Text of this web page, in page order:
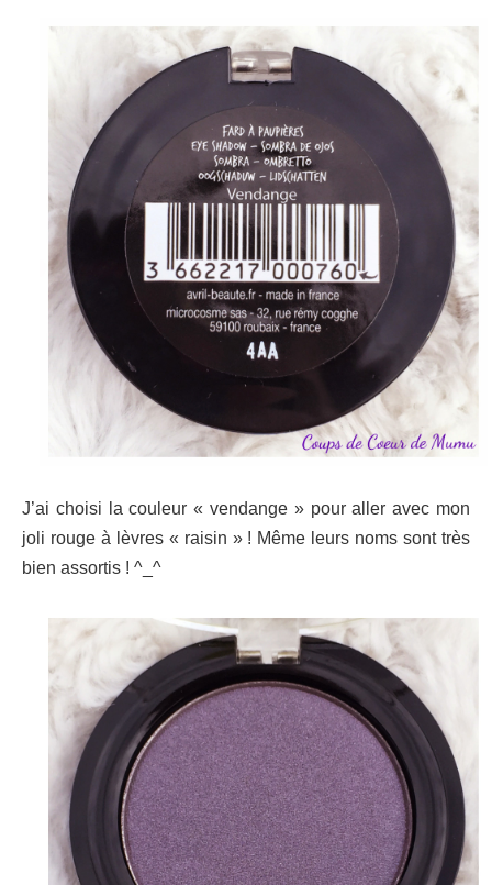
J’ai choisi la couleur « vendange » pour aller avec mon
joli rouge à lèvres « raisin » ! Même leurs noms sont très
bien assortis ! ^_^